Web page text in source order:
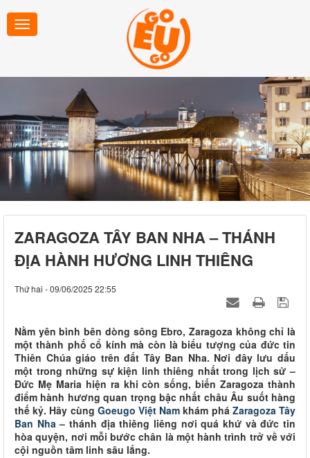
ZARAGOZA TÂY BAN NHA – THÁNH
ĐỊA HÀNH HƯƠNG LINH THIÊNG
Thứ hai - 09/06/2025 22:55
Nằm yên bình bên dòng sông Ebro, Zaragoza không chỉ là
một thành phố cổ kính mà còn là biểu tượng của đức tin
Thiên Chúa giáo trên đất Tây Ban Nha. Nơi đây lưu dấu
một trong những sự kiện linh thiêng nhất trong lịch sử –
Đức Mẹ Maria hiện ra khi còn sống, biến Zaragoza thành
điểm hành hương quan trọng bậc nhất châu Âu suốt hàng
thế kỷ. Hãy cùng Goeugo Việt Nam khám phá Zaragoza Tây
Ban Nha– thánh địa thiêng liêng nơi quá khứ và đức tin
hòa quyện, nơi mỗi bước chân là một hành trình trở về với
cội nguồn tâm linh sâu lắng.